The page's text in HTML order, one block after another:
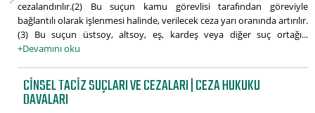
cezalandırılır.(2) Bu suçun kamu görevlisi tarafından göreviyle
bağlantılı olarak işlenmesi halinde, verilecek ceza yarı oranında artırılır.
(3) Bu suçun üstsoy, altsoy, eş, kardeş veya diğer suç ortağı...
+Devamını oku
CINSEL TACIZ SUÇLARI VE CEZALARI | CEZA HUKUKU
DAVALARI